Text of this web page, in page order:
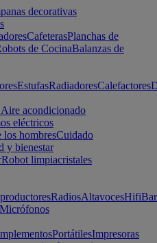
decorativas
CafeterasPlanchas de
de CocinaBalanzas de
EstufasRadiadoresCalefactores
Aire acondicionado
eléctricos
los hombresCuidado
y bienestar
Robot limpiacristales
RadiosAltavocesHifi
Micrófonos
PortátilesImpresoras